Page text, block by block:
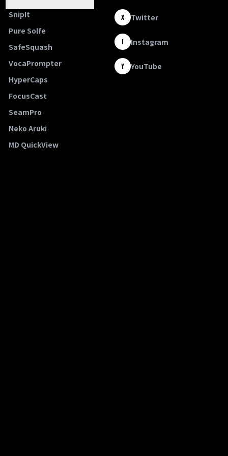
SnipIt
Pure Solfe
SafeSquash
VocaPrompter
HyperCaps
FocusCast
SeamPro
Neko Aruki
MD QuickView
X Twitter
I Instagram
Y YouTube